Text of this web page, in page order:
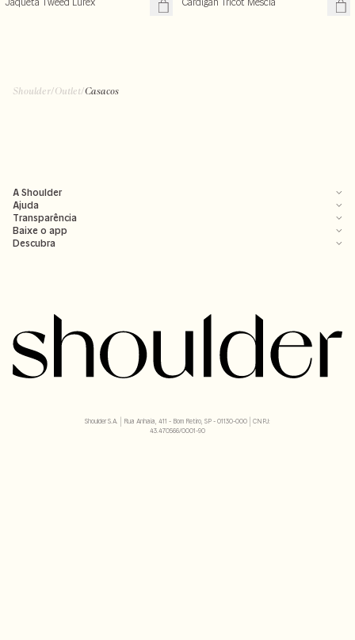
Shoulder/Outlet/Casacos
A Shoulder
Ajuda
Transparência
Baixe o app
Descubra
Shoulder S.A. | Rua Anhaia, 411 - Bom Retiro, SP - 01130-000 | CNPJ:
43.470566/0001-90